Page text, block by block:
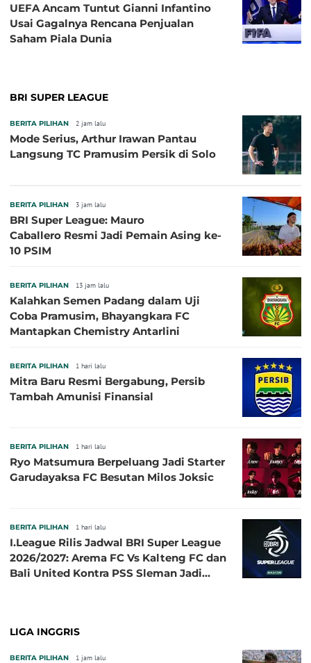
UEFA Ancam Tuntut Gianni Infantino
Usai Gagalnya Rencana Penjualan
Saham Piala Dunia
BRI SUPER LEAGUE
BERITA PILIHAN 2 jam lalu
Mode Serius, Arthur Irawan Pantau
Langsung TC Pramusim Persik di Solo
BERITA PILIHAN 3 jam lalu
BRI Super League: Mauro
Caballero Resmi Jadi Pemain Asing ke-
10 PSIM
BERITA PILIHAN 13 jam lalu
Kalahkan Semen Padang dalam Uji
Coba Pramusim, Bhayangkara FC
Mantapkan Chemistry Antarlini
BERITA PILIHAN 1 hari lalu
Mitra Baru Resmi Bergabung, Persib
Tambah Amunisi Finansial
BERITA PILIHAN 1 hari lalu
Ryo Matsumura Berpeluang Jadi Starter
Garudayaksa FC Besutan Milos Joksic
BERITA PILIHAN 1 hari lalu
I.League Rilis Jadwal BRI Super League
2026/2027: Arema FC Vs Kalteng FC dan
Bali United Kontra PSS Sleman Jadi
LIGA INGGRIS
BERITA PILIHAN 1 jam lalu